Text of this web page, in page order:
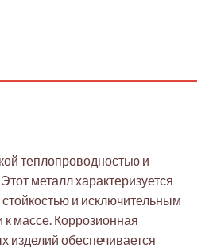
теплопроводностью и
металл характеризуется
и исключительным
массе. Коррозионная
изделий обеспечивается